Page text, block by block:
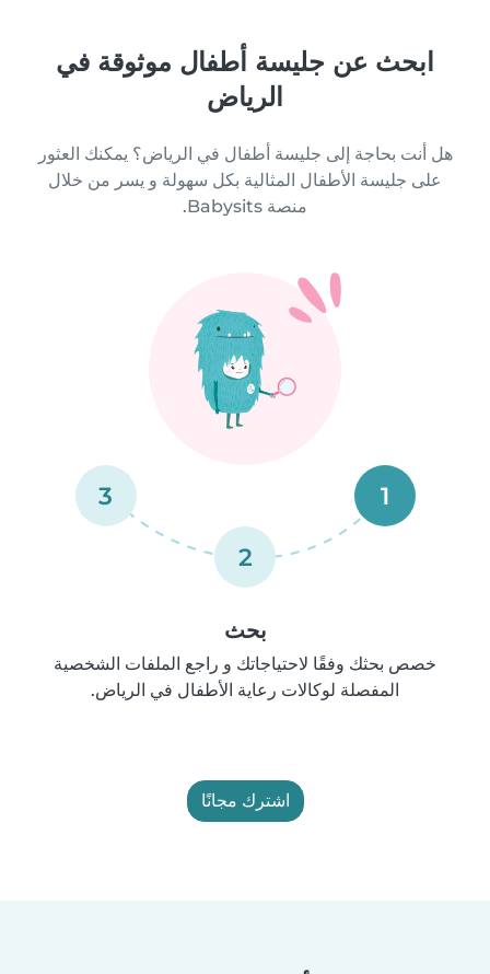
ابحث عن جليسة أطفال موثوقة في
الرياض
هل أنت بحاجة إلى جليسة أطفال في الرياض؟ يمكنك العثور
على جليسة الأطفال المثالية بكل سهولة و يسر من خلال
منصة Babysits.
1
2
3
بحث
خصص بحثك وفقًا لاحتياجاتك و راجع الملفات الشخصية
المفصلة لوكالات رعاية الأطفال في الرياض.
اشترك مجانًا